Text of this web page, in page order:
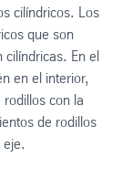
cilíndricos. Los
que son
cilíndricas. En el
en el interior,
con la
de rodillos